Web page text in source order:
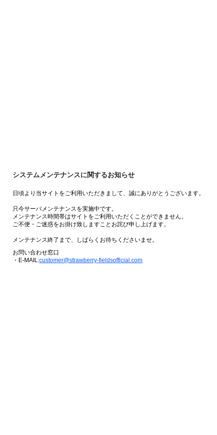
システムメンテナンスに関するお知らせ
日頃より当サイトをご利用いただきまして、誠にありがとうございます。
只今サーバメンテナンスを実施中です。
メンテナンス時間帯はサイトをご利用いただくことができません。
ご不便・ご迷惑をお掛け致しますことお詫び申し上げます。
メンテナンス終了まで、しばらくお待ちくださいませ。
お問い合わせ窓口
・E-MAIL:customer@strawberry-fieldsofficial.com